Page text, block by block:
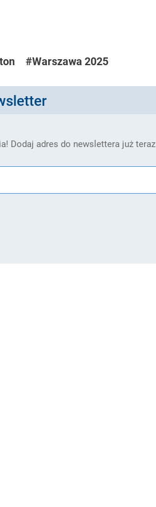
#Warszawa 2025
Dodaj adres do newslettera już teraz